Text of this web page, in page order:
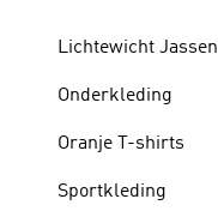
Lichtewicht Jassen
Onderkleding
Oranje T-shirts
Sportkleding